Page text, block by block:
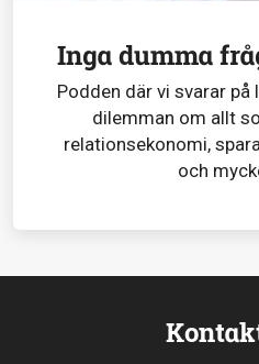
Inga dumma
Podden där vi svarar
dilemman om allt
relationsekonomi,
och